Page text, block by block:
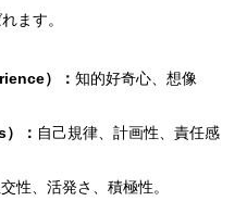
ます。
）：知的好奇心、想像
： 自己規律、計画性、責任感
性、活発さ、積極性。